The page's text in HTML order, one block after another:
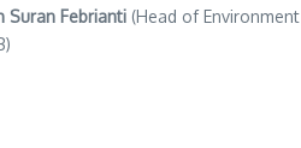
Suran Febrianti (Head of